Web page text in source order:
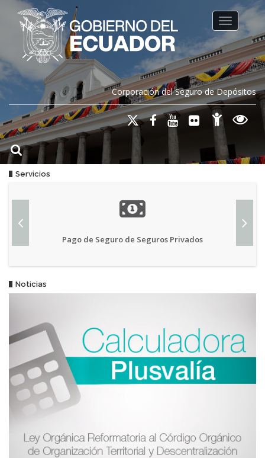
Corporación del Seguro de Depósitos
Toggle
Servicios
Pago de Seguro de Seguros Privados
Noticias